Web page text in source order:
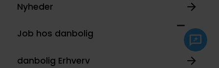
Nyheder
Job hos danbolig
danbolig Erhverv